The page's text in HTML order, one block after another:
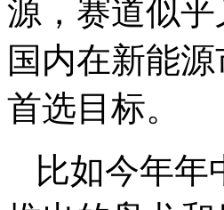
源，赛道似
国内在新能
首选目标。
比如今年年